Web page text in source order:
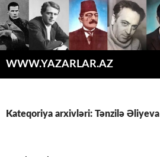
WWW.YAZARLAR.AZ
Kateqoriya arxivləri: Tənzilə Əliyeva